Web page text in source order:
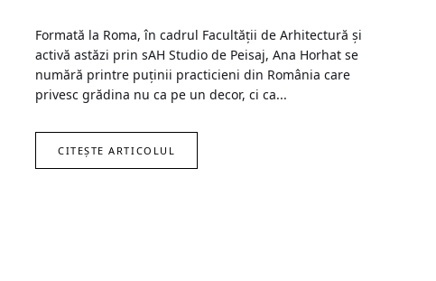
Formată la Roma, în cadrul Facultății de Arhitectură și
activă astăzi prin sAH Studio de Peisaj, Ana Horhat se
numără printre puținii practicieni din România care
privesc grădina nu ca pe un decor, ci ca...
CITEȘTE ARTICOLUL